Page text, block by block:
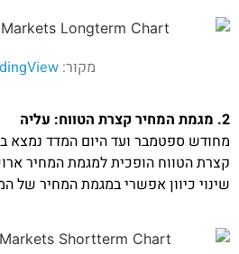
מקור:
2. מגמת המחיר קצרת הטווח: עליה
מחודש ספטמבר ועד היום המדד נמצא
קצרת הטווח הופכית למגמת המחיר
שינוי כיוון אפשרי במגמת המחיר של